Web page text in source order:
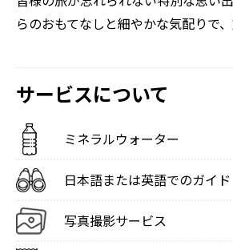
らのおもてなしと細やかな気配りで、
サービスについて
ミネラルウォーター
日本語または英語でのガイド
写真撮影サービス